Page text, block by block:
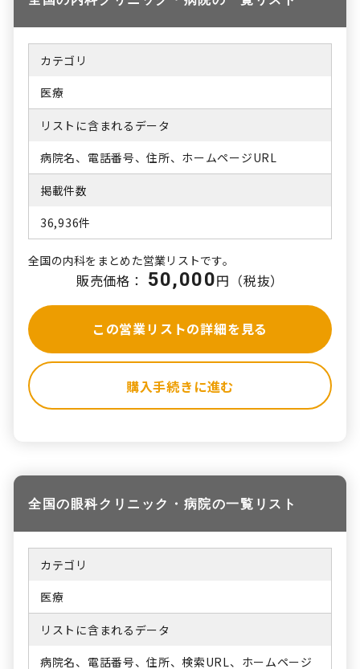
カテゴリ
医療
リストに含まれるデータ
病院名、電話番号、住所、ホームページURL
掲載件数
36,936件
全国の内科をまとめた営業リストです。
販売価格： 50,000円（税抜）
この営業リストの詳細を見る
購入手続きに進む
全国の眼科クリニック・病院の一覧リスト
カテゴリ
医療
リストに含まれるデータ
病院名、電話番号、住所、検索URL、ホームページ